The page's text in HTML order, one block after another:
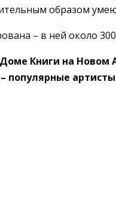
образом
– в ней около
Книги на Новом
популярные